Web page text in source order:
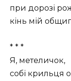
при дорозі
кінь мій
* * *
Я, метеличок,
собі крильця